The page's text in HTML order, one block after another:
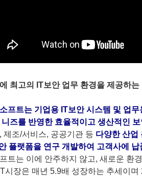
최고의 IT보안 업무 환경을 제공하는
프트는 기업용 IT보안 시스템 및 업
니즈를 반영한 효율적이고 생산적인
제조/서비스, 공공기관 등 다양한 산업
플랫폼을 연구 개발하여 고객사에
트는 이에 안주하지 않고, 새로운 환
시장은 매년 5.9배 성장하는 추세이